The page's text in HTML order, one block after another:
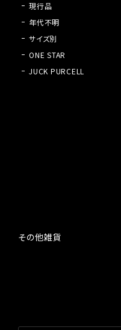
現行品
年代不明
サイズ別
ONE STAR
JUCK PURCELL
その他雑貨